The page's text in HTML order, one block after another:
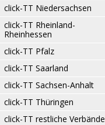
click-TT Niedersachsen
click-TT Rheinland-
Rheinhessen
click-TT Pfalz
click-TT Saarland
click-TT Sachsen-Anhalt
click-TT Thüringen
click-TT restliche Verbände